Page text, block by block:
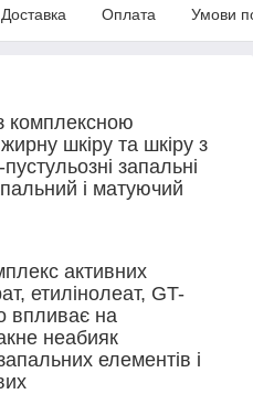
Доставка Оплата Умови
комплексною
шкіру та шкіру з
запальні
і матуючий
активних
етилінолеат, GT-
впливає на
неабияк
елементів і